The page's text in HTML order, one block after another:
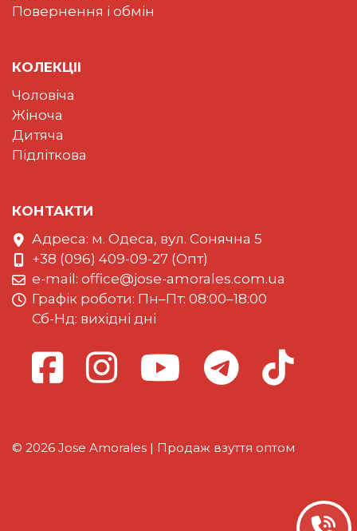
Повернення і обмін
КОЛЕКЦII
Чоловіча
Жіноча
Дитяча
Підліткова
КОНТАКТИ
Адреса: м. Одеса, вул. Сонячна 5
+38 (096) 409-09-27 (Опт)
e-mail: office@jose-amorales.com.ua
Графiк роботи: Пн–Пт: 08:00–18:00
Сб-Нд: вихідні дні
© 2026 Jose Amorales | Продаж взуття оптом